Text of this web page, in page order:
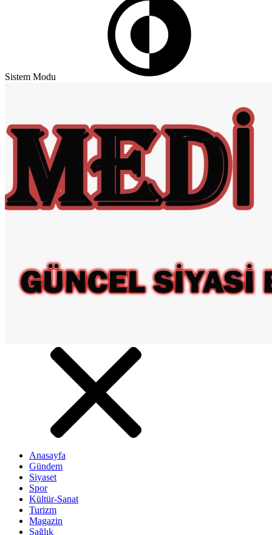
Sistem Modu
Anasayfa
Gündem
Siyaset
Spor
Kültür-Sanat
Turizm
Magazin
Sağlık